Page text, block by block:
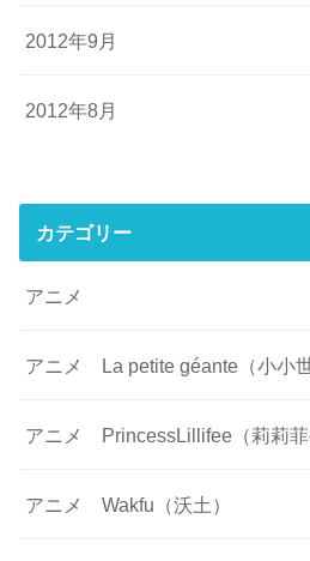
2012年9月
2012年8月
カテゴリー
アニメ
アニメ La petite géante（小小世
アニメ PrincessLillifee（莉莉菲
アニメ Wakfu（沃土）